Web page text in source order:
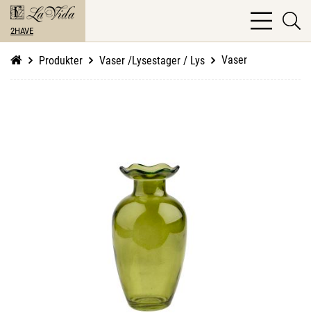
2HAVE
bars
light
Produkter Vaser /Lysestager / Lys Vaser